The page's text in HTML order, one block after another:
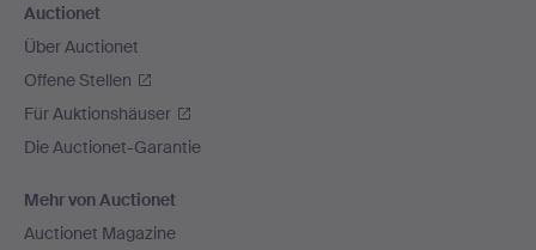
Auctionet
Über Auctionet
Offene Stellen
Für Auktionshäuser
Die Auctionet-Garantie
Mehr von Auctionet
Auctionet Magazine